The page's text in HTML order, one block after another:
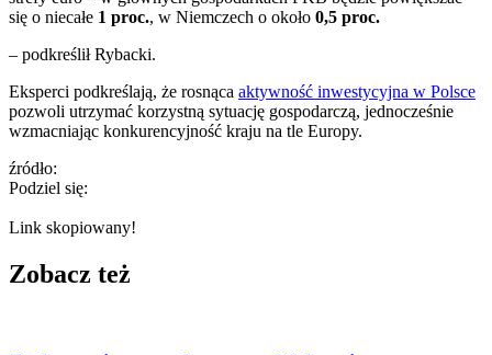
się o niecałe 1 proc., w Niemczech o około 0,5 proc.
– podkreślił Rybacki.
Eksperci podkreślają, że rosnąca aktywność inwestycyjna w Polsce
pozwoli utrzymać korzystną sytuację gospodarczą, jednocześnie
wzmacniając konkurencyjność kraju na tle Europy.
źródło:
Podziel się:
Link skopiowany!
Zobacz też